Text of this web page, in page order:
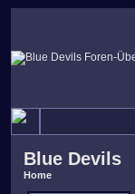
Blue Devils
Home